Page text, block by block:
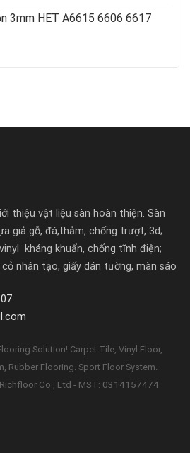
3mm HET A6615 6606 6617
thiệu vật liệu sàn hoàn thiện. Sàn
giả gỗ, đá,thảm, chống trượt, 3d;
kháng khuẩn, chống tĩnh điện;
nhân tạo, giấy dán tường, màn sáo
Solution! Carpet Tile, Vinyl Floor,
Rubber Flooring. Sport Floor System.
Co., Ltd - MST: 0314157474